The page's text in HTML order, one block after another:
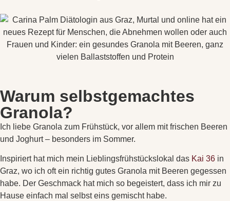
Warum selbstgemachtes
Granola?
Ich liebe Granola zum Frühstück, vor allem mit frischen Beeren
und Joghurt – besonders im Sommer.
Inspiriert hat mich mein Lieblingsfrühstückslokal das Kai 36 in
Graz, wo ich oft ein richtig gutes Granola mit Beeren gegessen
habe. Der Geschmack hat mich so begeistert, dass ich mir zu
Hause einfach mal selbst eins gemischt habe.